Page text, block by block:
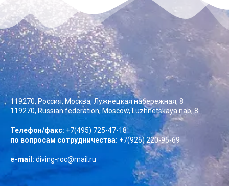
119270, Россия, Москва, Лужнецкая набережная, 8
119270, Russian federation, Moscow, Luzhnetskaya nab, 8
Телефон/факс: +7(495) 725-47-18
по вопросам сотрудничества: +7(926) 220-95-69
e-mail: diving-roc@mail.ru